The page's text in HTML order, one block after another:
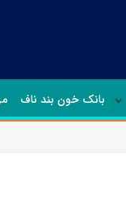
بانک خون بند ناف